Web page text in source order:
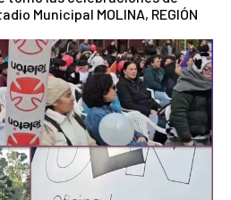
Municipal MOLINA, REGIÓN